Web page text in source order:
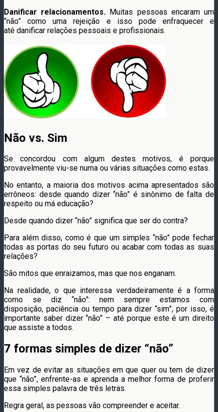
Danificar relacionamentos. Muitas pessoas encaram um
“não” como uma rejeição e isso pode enfraquecer e
até danificar relações pessoais e profissionais.
Não vs. Sim
Se concordou com algum destes motivos, é porque
provavelmente viu-se numa ou várias situações como estas.
No entanto, a maioria dos motivos acima apresentados são
errôneos: desde quando dizer “não” é sinônimo de falta de
respeito ou má educação?
Desde quando dizer “não” significa que ser do contra?
Para além disso, como é que um simples “não” pode fechar
todas as portas do seu futuro ou acabar com todas as suas
relações?
São mitos que enraizamos, mas que nos enganam.
Na realidade, o que interessa verdadeiramente é a forma
como se diz “não”: nem sempre estamos com
disposição, paciência ou tempo para dizer “sim”, por isso, é
importante saber dizer “não” – até porque este é um direito
que assiste a todos.
7 formas simples de dizer “não”
Em vez de evitar as situações em que quer ou tem de dizer
que “não”, enfrente-as e aprenda a melhor forma de proferir
essa simples palavra de três letras.
Regra geral, as pessoas vão compreender e aceitar.